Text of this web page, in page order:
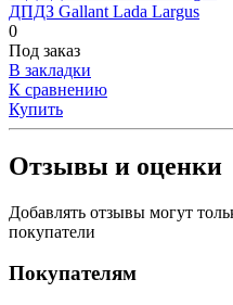
ДПДЗ Gallant Lada Largus
0
Под заказ
В закладки
К сравнению
Купить
Отзывы и оценки
Добавлять отзывы могут
покупатели
Покупателям